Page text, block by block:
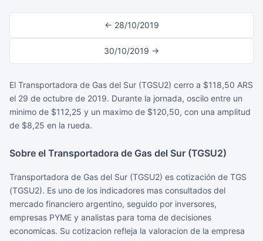
← 28/10/2019
30/10/2019 →
El Transportadora de Gas del Sur (TGSU2) cerro a $118,50 ARS
el 29 de octubre de 2019. Durante la jornada, oscilo entre un
minimo de $112,25 y un maximo de $120,50, con una amplitud
de $8,25 en la rueda.
Sobre el Transportadora de Gas del Sur (TGSU2)
Transportadora de Gas del Sur (TGSU2) es cotización de TGS
(TGSU2). Es uno de los indicadores mas consultados del
mercado financiero argentino, seguido por inversores,
empresas PYME y analistas para toma de decisiones
economicas. Su cotizacion refleja la valoracion de la empresa